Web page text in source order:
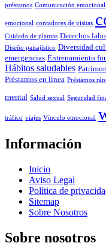
préstamos Comunicación emocional
emocional contadores de visitas
Cuidado de plantas Derechos
Diseño paisajístico Diversidad
emergencias Entrenamiento
Hábitos saludables
Préstamos en línea Préstamos
mental Salud sexual Seguridad
tráfico viajes Vínculo emocional
Información
Inicio
Aviso Legal
Política de
Sitemap
Sobre Nosotros
Sobre nosotros